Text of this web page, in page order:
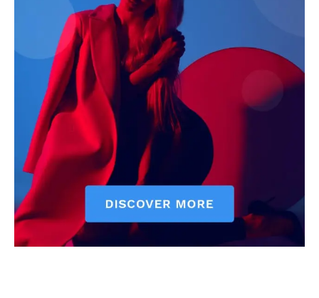
About Us
Privacy Policy
Terms of Use Agreement
Facebook
X WhatsApp
Share